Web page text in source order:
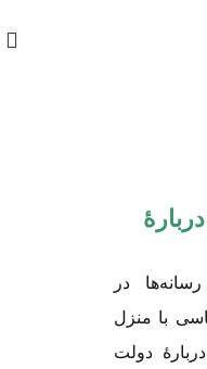
در
1357 در تماسی با منزل
دولت